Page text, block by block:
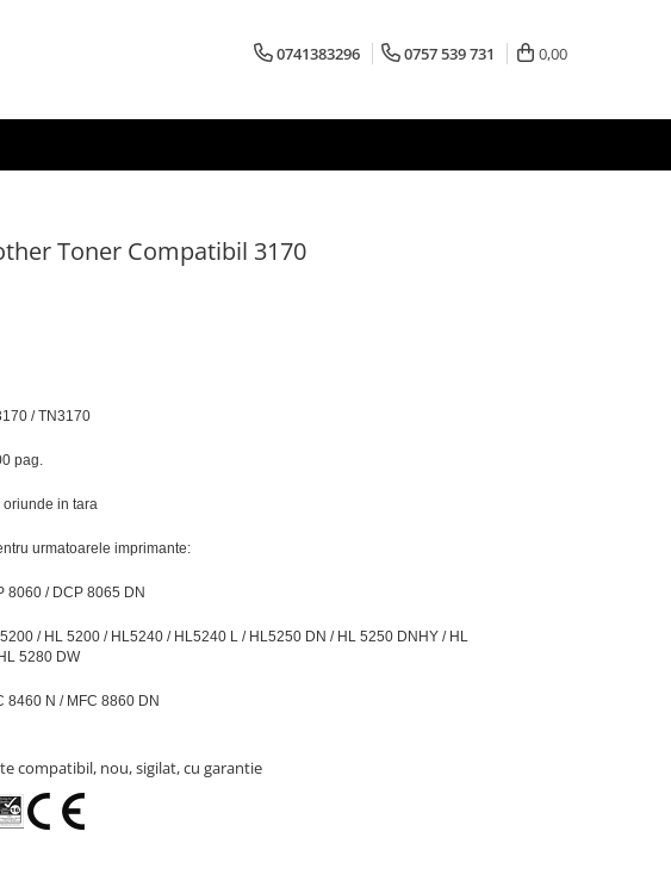
0741383296 0757 539 731 0,00
Toner Compatibil 3170
/ TN3170
pag.
oriunde in tara
urmatoarele imprimante:
8060 / DCP 8065 DN
/ HL 5200 / HL5240 / HL5240 L / HL5250 DN / HL 5250 DNHY / HL
5280 DW
8460 N / MFC 8860 DN
compatibil, nou, sigilat, cu garantie